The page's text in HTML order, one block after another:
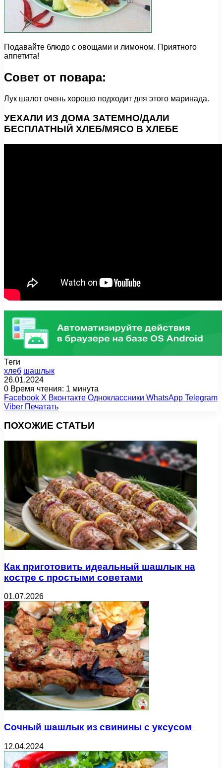
Подавайте блюдо с овощами и лимоном. Приятного
аппетита!
Совет от повара:
Лук шалот очень хорошо подходит для этого маринада.
УЕХАЛИ ИЗ ДОМА ЗАТЕМНО/ДАЛИ
БЕСПЛАТНЫЙ ХЛЕБ/МЯСО В ХЛЕБЕ
Теги
хлеб шашлык
26.01.2024
0 Время чтения: 1 минута
Facebook X Вконтакте Одноклассники WhatsApp Telegram
Viber Печатать
ПОХОЖИЕ СТАТЬИ
Как приготовить идеальный шашлык на
костре с простыми советами
01.07.2026
Сочный шашлык из свинины с уксусом
12.04.2024